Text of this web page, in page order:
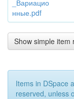
_Вариацио
нные.pdf
Show simple item
Items in DSpace
reserved, unless